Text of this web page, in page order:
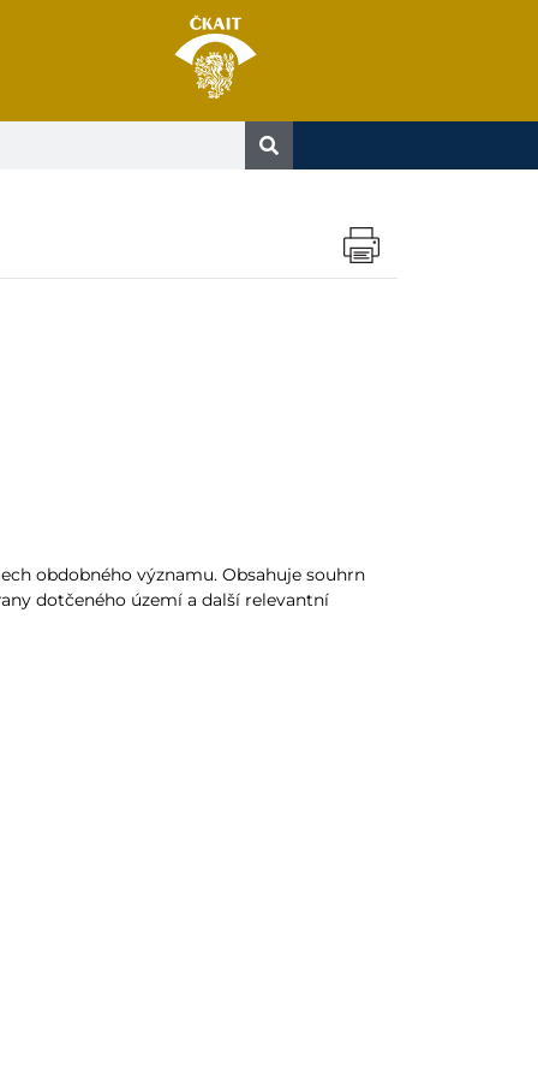
obdobného významu. Obsahuje souhrn
dotčeného území a další relevantní